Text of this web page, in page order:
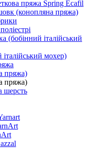
пряжа Spring Ecafil
(конопляна пряжа)
(бобінний італійський
мохер)
пряжа)
пряжа)
шерсть